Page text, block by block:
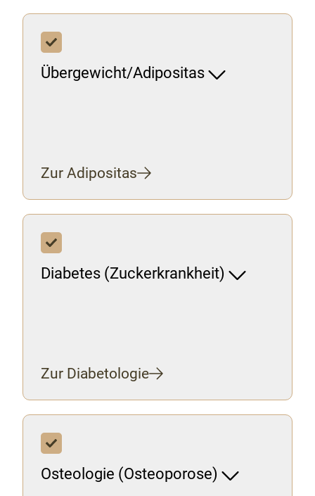
Übergewicht/Adipositas
Zur Adipositas
Diabetes (Zuckerkrankheit)
Zur Diabetologie
Osteologie (Osteoporose)